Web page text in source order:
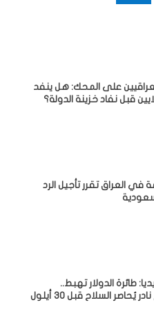
على المحك: هل ينفد
قبل نفاد خزينة الدولة؟
في العراق تقرر تأجيل الرد
طائرة الدولار تهبط..
يُحاصر السلاح قبل 30 أيلول